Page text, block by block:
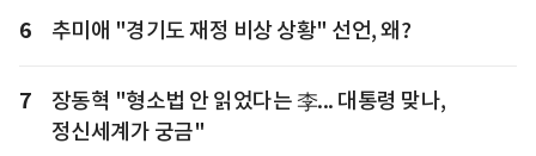
6 추미애 "경기도 재정 비상 상황" 선언, 왜?
7
장동혁 "형소법 안 읽었다는 李... 대통령 맞나,
정신세계가 궁금"